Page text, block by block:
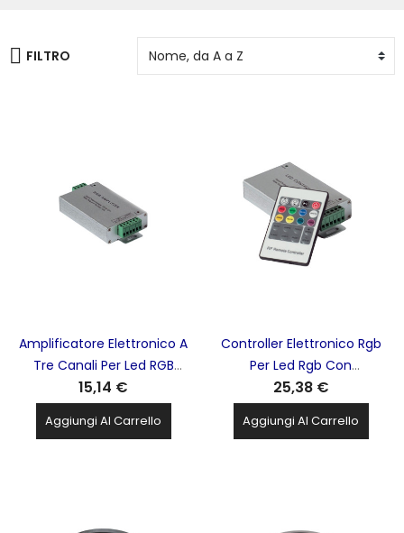
FILTRO
Amplificatore Elettronico A
Tre Canali Per Led RGB
TECNOSWITCH - AM011RG
15,14 €
Aggiungi Al Carrello
Controller Elettronico Rgb
Per Led Rgb Con
Telecomando RF
TECNOSWITCH - CO021RG
25,38 €
Aggiungi Al Carrello